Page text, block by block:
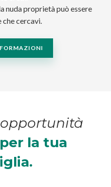
nuda proprietà può essere
che cercavi.
opportunità
la tua